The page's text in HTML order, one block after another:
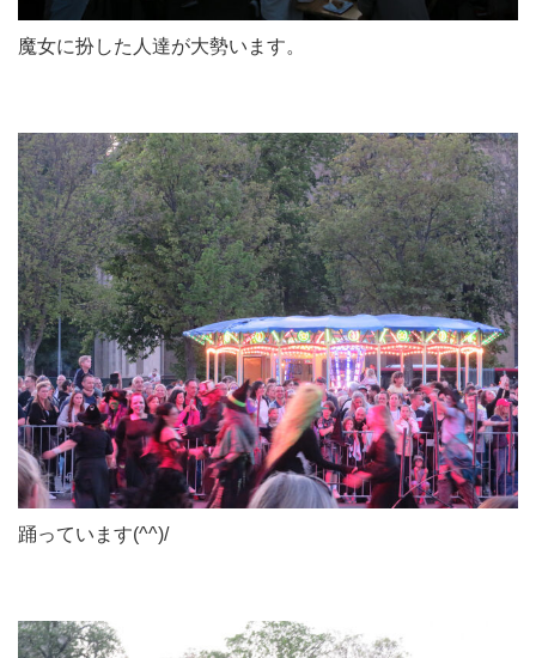
魔女に扮した人達が大勢います。
踊っています(^^)/